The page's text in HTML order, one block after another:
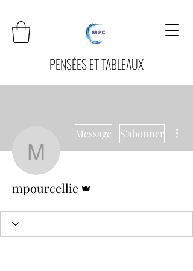
PENSÉES ET TABLEAUX
mpourcellie
Message S'abonner
mpourcellie